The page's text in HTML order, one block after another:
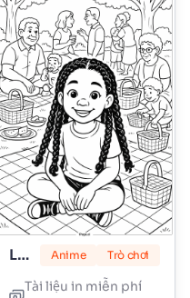
Lily Love Braids Anime Trò chơi
Tài liệu in miễn phí